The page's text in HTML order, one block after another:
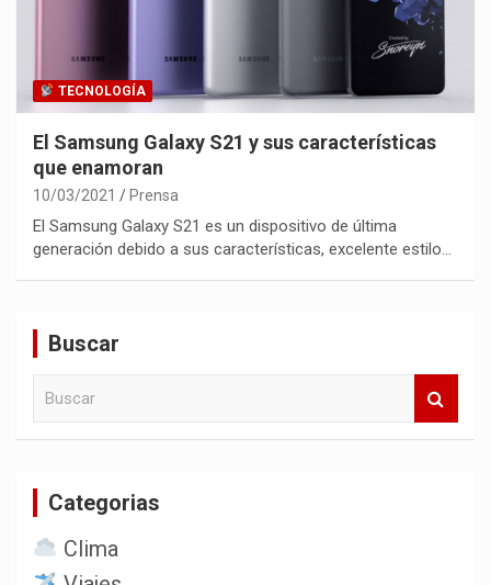
TECNOLOGÍA
El Samsung Galaxy S21 y sus características
que enamoran
10/03/2021 Prensa
El Samsung Galaxy S21 es un dispositivo de última
generación debido a sus características, excelente estilo…
Buscar
Categorias
Clima